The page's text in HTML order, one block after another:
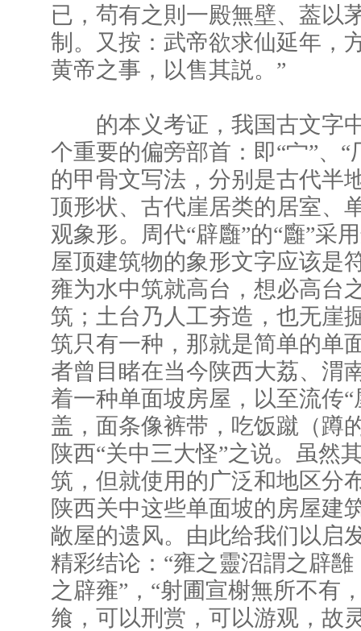
已，茍有之則一殿無壁、葢以
制。又按：武帝欲求仙延年，
黄帝之事，以售其説。”
的本义考证，我国古文字
个重要的偏旁部首：即“宀”、“
的甲骨文写法，分别是古代半
顶形状、古代崖居类的居室、
观象形。周代“辟廱”的“廱”采
屋顶建筑物的象形文字应该是
雍为水中筑就高台，想必高台
筑；土台乃人工夯造，也无崖
筑只有一种，那就是简单的单
者曾目睹在当今陕西大荔、渭
着一种单面坡房屋，以至流传
盖，面条像裤带，吃饭蹴（蹲
陕西“关中三大怪”之说。虽然
筑，但就使用的广泛和地区分
陕西关中这些单面坡的房屋建
敞屋的遗风。由此给我们以启
精彩结论：“雍之靈沼謂之辟
之辟雍”，“射圃宣榭無所不有
飨，可以刑赏，可以游观，故